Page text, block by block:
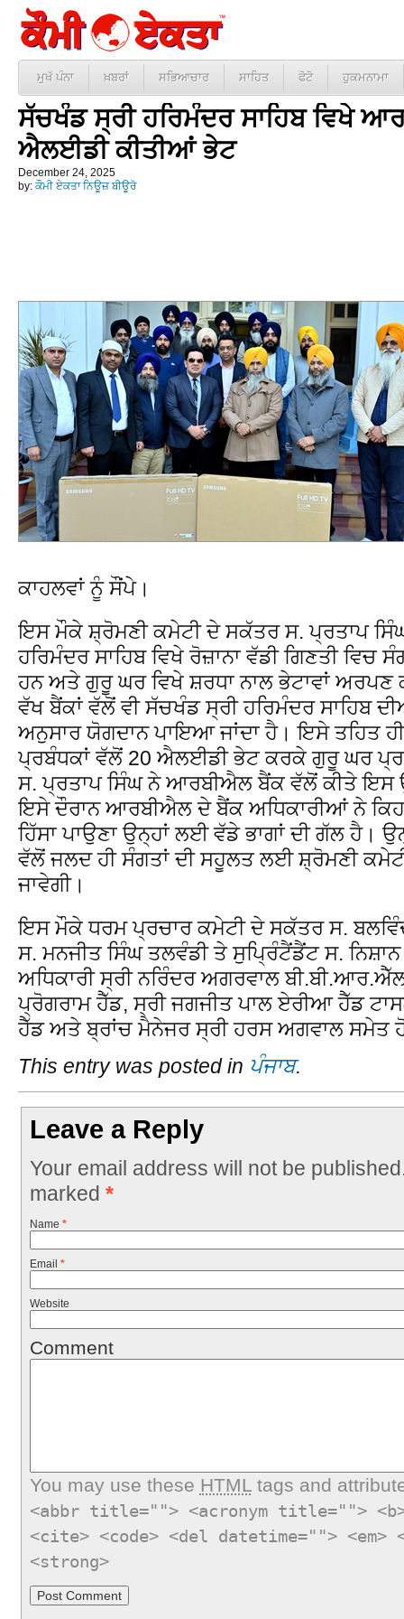
ਮੁਖੱ ਪੰਨਾ ਖ਼ਬਰਾਂ ਸਭਿਆਚਾਰ ਸਾਹਿਤ ਫੋਟੋ ਹੁਕਮਨਾਮਾ
ਸੱਚਖੰਡ ਸ੍ਰੀ ਹਰਿਮੰਦਰ ਸਾਹਿਬ ਵਿਖੇ
ਐਲਈਡੀ ਕੀਤੀਆਂ ਭੇਟ
December 24, 2025
by: ਕੌਮੀ ਏਕਤਾ ਨਿਊਜ਼ ਬੀਊਰੋ
ਕਾਹਲਵਾਂ ਨੂੰ ਸੌਂਪੇ।
ਇਸ ਮੌਕੇ ਸ਼੍ਰੋਮਣੀ ਕਮੇਟੀ ਦੇ ਸਕੱਤਰ ਸ. ਪ੍ਰਤਾਪ
ਹਰਿਮੰਦਰ ਸਾਹਿਬ ਵਿਖੇ ਰੋਜ਼ਾਨਾ ਵੱਡੀ ਗਿਣਤੀ
ਹਨ ਅਤੇ ਗੁਰੂ ਘਰ ਵਿਖੇ ਸ਼ਰਧਾ ਨਾਲ ਭੇਟਾਵਾਂ
ਵੱਖ ਬੈਂਕਾਂ ਵੱਲੋਂ ਵੀ ਸੱਚਖੰਡ ਸ੍ਰੀ ਹਰਿਮੰਦਰ ਸਾਹਿਬ
ਅਨੁਸਾਰ ਯੋਗਦਾਨ ਪਾਇਆ ਜਾਂਦਾ ਹੈ। ਇਸੇ ਤਹਿਤ
ਪ੍ਰਬੰਧਕਾਂ ਵੱਲੋਂ 20 ਐਲਈਡੀ ਭੇਟ ਕਰਕੇ ਗੁਰੂ ਘਰ
ਸ. ਪ੍ਰਤਾਪ ਸਿੰਘ ਨੇ ਆਰਬੀਐਲ ਬੈਂਕ ਵੱਲੋਂ ਕੀਤੇ ਇਸ
ਇਸੇ ਦੌਰਾਨ ਆਰਬੀਐਲ ਦੇ ਬੈਂਕ ਅਧਿਕਾਰੀਆਂ ਨੇ
ਹਿੱਸਾ ਪਾਉਣਾ ਉਨ੍ਹਾਂ ਲਈ ਵੱਡੇ ਭਾਗਾਂ ਦੀ ਗੱਲ ਹੈ।
ਵੱਲੋਂ ਜਲਦ ਹੀ ਸੰਗਤਾਂ ਦੀ ਸਹੂਲਤ ਲਈ ਸ਼੍ਰੋਮਣੀ
ਜਾਵੇਗੀ।
ਇਸ ਮੌਕੇ ਧਰਮ ਪ੍ਰਚਾਰ ਕਮੇਟੀ ਦੇ ਸਕੱਤਰ ਸ.
ਸ. ਮਨਜੀਤ ਸਿੰਘ ਤਲਵੰਡੀ ਤੇ ਸੁਪ੍ਰਿੰਟੈਂਡੈਂਟ ਸ.
ਅਧਿਕਾਰੀ ਸ੍ਰੀ ਨਰਿੰਦਰ ਅਗਰਵਾਲ
ਪ੍ਰੋਗਰਾਮ ਹੈੱਡ, ਸ੍ਰੀ ਜਗਜੀਤ ਪਾਲ ਏਰੀਆ ਹੈੱਡ
ਹੈੱਡ ਅਤੇ ਬ੍ਰਾਂਚ ਮੈਨੇਜਰ ਸ੍ਰੀ ਹਰਸ ਅਗਵਾਲ ਸਮੇਤ
This entry was posted in ਪੰਜਾਬ.
Leave a Reply
Your email address will not be
marked *
Name *
Email *
Website
Comment
You may use these HTMLtags and
<abbr title=""> <acronym title="">
<cite> <code> <del datetime="">
<strong>